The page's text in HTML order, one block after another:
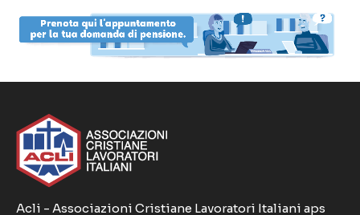
Acli - Associazioni Cristiane Lavoratori Italiani aps